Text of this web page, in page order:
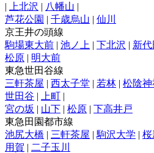
|
上北沢 | 八幡山 |
芦花公園 | 千歳烏山 | 仙川
京王井の頭線
駒場東大前 | 池ノ上 | 下北沢 | 新代
松原 | 明大前
東急世田谷線
三軒茶屋 | 西太子堂 | 若林 | 松陰
世田谷 | 上町 |
宮の坂 | 山下 | 松原 | 下高井戸
東急田園都市線
池尻大橋 | 三軒茶屋 | 駒沢大学 | 桜
用賀 | 二子玉川